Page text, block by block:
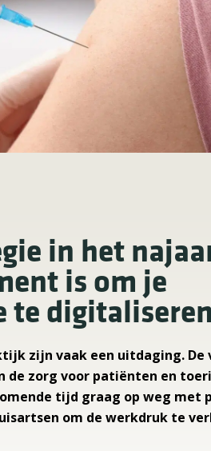
in het
is om je
te digitaliseren
zijn vaak een uitdaging.
de zorg voor patiënten en
tijd graag op weg met
om de werkdruk te